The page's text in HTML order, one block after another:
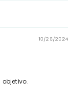
10/26/2024